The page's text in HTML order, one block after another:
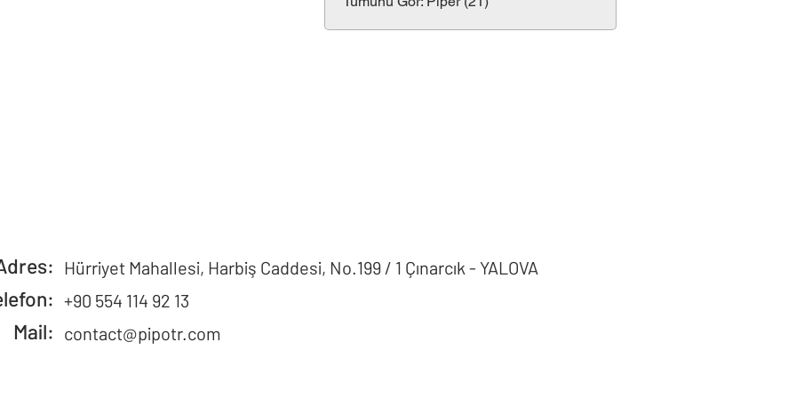
Mail:
Hürriyet Mahallesi, Harbiş Caddesi, No.199 / 1 Çınarcık - YALOVA
+90 554 114 92 13
contact@pipotr.com